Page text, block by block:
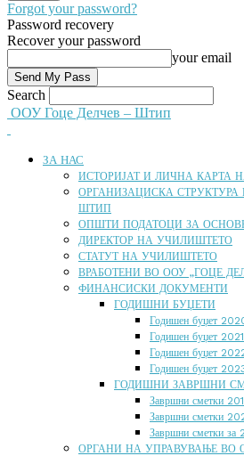
Forgot your password?
Password recovery
Recover your password
your email
Search
ООУ Гоце Делчев – Штип
ЗА НАС
ИСТОРИЈАТ И ЛИЧНА КАРТА
ОРГАНИЗАЦИСКА СТРУКТУРА
ШТИП
ОПШТИ ПОДАТОЦИ ЗА
ДИРЕКТОР НА УЧИЛИШТЕТО
СТАТУТ НА УЧИЛИШТЕТО
ВРАБОТЕНИ ВО ООУ „ГОЦЕ
ФИНАНСИСКИ ДОКУМЕНТИ
ГОДИШНИ БУЏЕТИ
Годишен буџет
Годишен буџет
Годишен буџет
Годишен буџет
ГОДИШНИ ЗАВРШНИ
Завршни сметки
Завршни сметки
Завршни сметки за
ОРГАНИ НА УПРАВУВАЊЕ ВО